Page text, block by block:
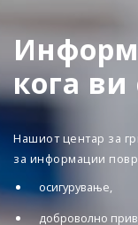
кога ви
Нашиот центар за
за информации
осигурување,
доброволно